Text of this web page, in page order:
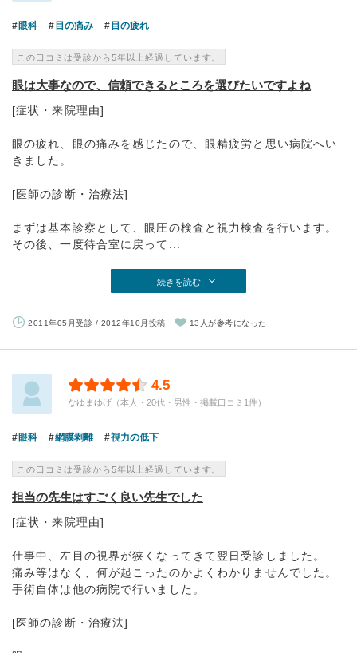
眼科 目の痛み 目の疲れ
この口コミは受診から5年以上経過しています。
眼は大事なので、信頼できるところを選びたいですよね
[症状・来院理由]
眼の疲れ、眼の痛みを感じたので、眼精疲労と思い病院へい
きました。
[医師の診断・治療法]
まずは基本診察として、眼圧の検査と視力検査を行います。
その後、一度待合室に戻って...
続きを読む
2011年05月受診 / 2012年10月投稿 13人が参考になった
4.5
なゆまゆげ（本人・20代・男性・掲載口コミ1件）
眼科 網膜剥離 視力の低下
この口コミは受診から5年以上経過しています。
担当の先生はすごく良い先生でした
[症状・来院理由]
仕事中、左目の視界が狭くなってきて翌日受診しました。
痛み等はなく、何が起こったのかよくわかりませんでした。
手術自体は他の病院で行いました。
[医師の診断・治療法]